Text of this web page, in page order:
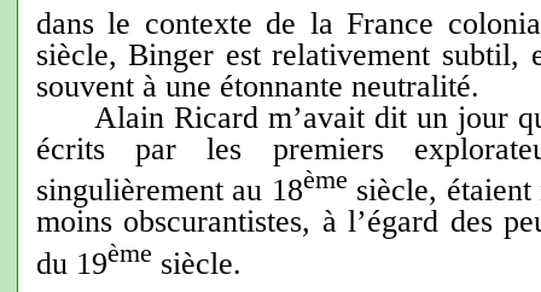
dans le contexte de la France
siècle, Binger est relativement subtil,
souvent à une étonnante neutralité.
Alain Ricard m’avait dit un jour
écrits par les premiers
singulièrement au 18ème siècle, étaient
moins obscurantistes, à l’égard des
du 19ème siècle.